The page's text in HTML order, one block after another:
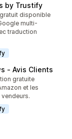
by Trustify
disponible
multi-
traduction
‑ Avis Clients
gratuite
et les